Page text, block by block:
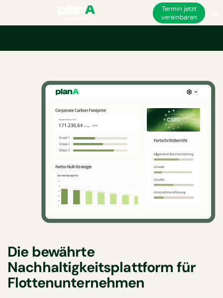
Termin jetzt
vereinbaren
Die bewährte
Nachhaltigkeitsplattform für
Flottenunternehmen